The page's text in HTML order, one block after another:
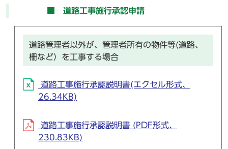
■ 道路工事施行承認申請
道路管理者以外が、管理者所有の物件等(道路、
柵など）を工事する場合
道路工事施行承認説明書(エクセル形式、
26.34KB)
道路工事施行承認説明書 (PDF形式、
230.83KB)